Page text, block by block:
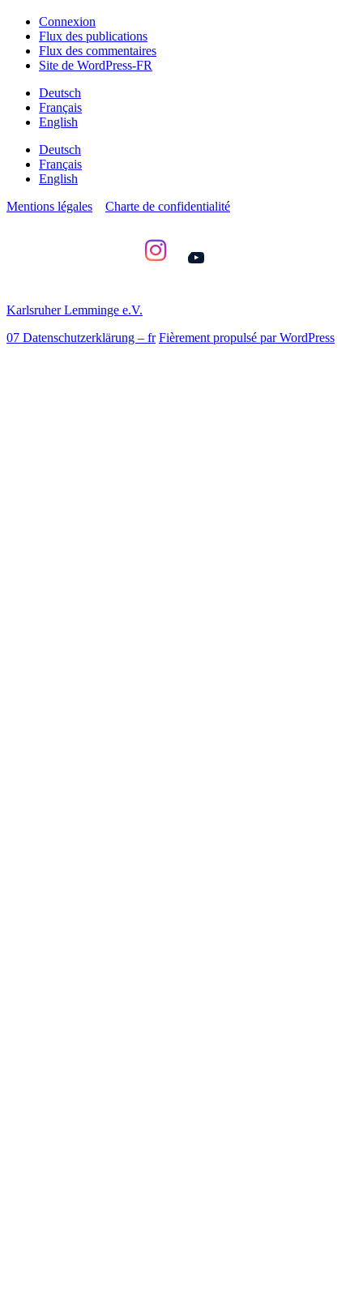
Connexion
Flux des publications
Flux des commentaires
Site de WordPress-FR
Deutsch
Français
English
Deutsch
Français
English
Mentions légales
Charte de confidentialité
Karlsruher Lemminge e.V.
07 Datenschutzerklärung – fr Fièrement propulsé par WordPress